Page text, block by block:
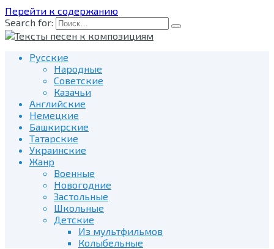
Перейти к содержанию
Search for:
Русские
Народные
Советские
Казачьи
Английские
Немецкие
Башкирские
Татарские
Украинские
Жанр
Военные
Новогодние
Застольные
Школьные
Детские
Из мультфильмов
Колыбельные